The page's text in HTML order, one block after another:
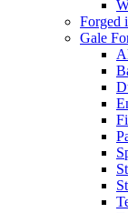
Forged
Gale